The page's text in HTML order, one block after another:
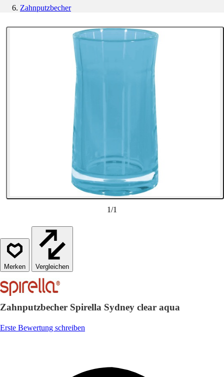
Zahnputzbecher
1/1
Vergleichen
Zahnputzbecher Spirella Sydney clear aqua
Erste Bewertung schreiben